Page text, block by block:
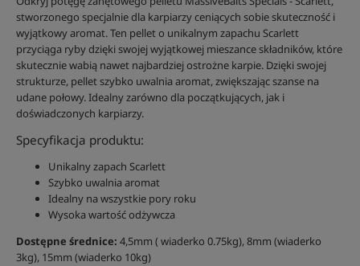
stworzonego specjalnie dla karpiarzy ceniących sobie skuteczność i
wyjątkowy aromat. Ten pellet o unikalnym zapachu Scarlett
przyciąga ryby dzięki swojej wyjątkowej mieszance składników, które
skutecznie wabią nawet najbardziej ostrożne karpie. Dzięki swojej
strukturze, pellet szybko uwalnia aromat, zwiększając szanse na
udane połowy. Idealny zarówno dla początkujących, jak i
doświadczonych karpiarzy.
Specyfikacja produktu:
Unikalny zapach Scarlett
Szybko uwalnia aromat
Idealny na wszystkie pory roku
Wysoka wartość odżywcza
Dostępne średnice: 4,5mm ( wiaderko 0.75kg), 8mm (wiaderko
3kg), 15mm (wiaderko 10kg)